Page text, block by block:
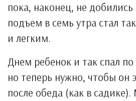
пока, наконец, не
подъем в семь утра стал
и легким.
Днем ребенок и так спал по
но теперь нужно, чтобы он
после обеда (как в